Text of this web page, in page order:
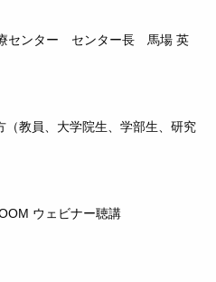
センター センター長 馬場 英
教員、大学院生、学部生、研究
ウェビナー聴講